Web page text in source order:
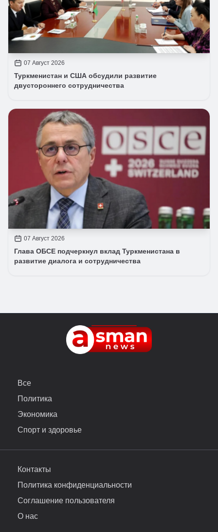
07 Август 2026
Туркменистан и США обсудили развитие
двустороннего сотрудничества
07 Август 2026
Глава ОБСЕ подчеркнул вклад Туркменистана в
развитие диалога и сотрудничества
Все
Политика
Экономика
Спорт и здоровье
Контакты
Политика конфиденциальности
Соглашение пользователя
О нас